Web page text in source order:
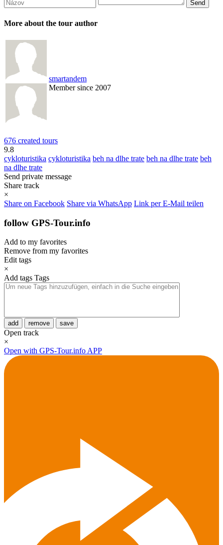
More about the tour author
smartandem
Member since 2007
676 created tours
9.8
cykloturistika cykloturistika beh na dlhe trate beh na dlhe trate beh
na dlhe trate
Send private message
Share track
×
Share on Facebook Share via WhatsApp Link per E-Mail teilen
follow GPS-Tour.info
Add to my favorites
Remove from my favorites
Edit tags
×
Add tags Tags
add remove save
Open track
×
Open with GPS-Tour.info APP